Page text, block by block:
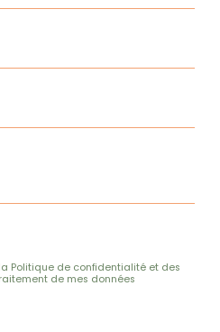
Politique de confidentialité et des
de mes données